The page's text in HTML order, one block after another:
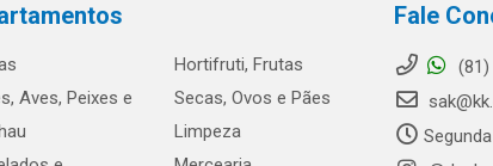
Aves, Peixes e
Hortifruti, Frutas
Secas, Ovos e Pães
Limpeza
Fale
(81)